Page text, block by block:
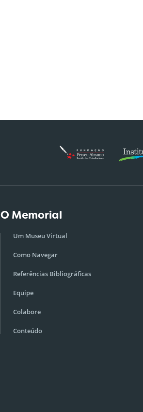
O Memorial
Um Museu Virtual
Como Navegar
Referências Bibliográficas
Equipe
Colabore
Conteúdo